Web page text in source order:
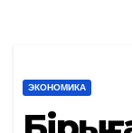
ЭКОНОМИКА